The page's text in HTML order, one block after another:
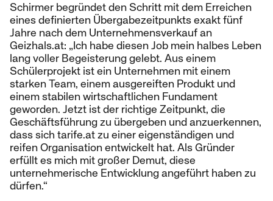
Schirmer begründet den Schritt mit dem Erreichen
eines definierten Übergabezeitpunkts exakt fünf
Jahre nach dem Unternehmensverkauf an
Geizhals.at: „Ich habe diesen Job mein halbes Leben
lang voller Begeisterung gelebt. Aus einem
Schülerprojekt ist ein Unternehmen mit einem
starken Team, einem ausgereiften Produkt und
einem stabilen wirtschaftlichen Fundament
geworden. Jetzt ist der richtige Zeitpunkt, die
Geschäftsführung zu übergeben und anzuerkennen,
dass sich tarife.at zu einer eigenständigen und
reifen Organisation entwickelt hat. Als Gründer
erfüllt es mich mit großer Demut, diese
unternehmerische Entwicklung angeführt haben zu
dürfen.“